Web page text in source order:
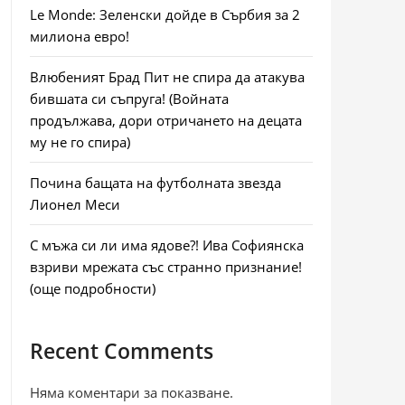
Le Monde: Зеленски дойде в Сърбия за 2
милиона евро!
Влюбеният Брад Пит не спира да атакува
бившата си съпруга! (Войната
продължава, дори отричането на децата
му не го спира)
Почина бащата на футболната звезда
Лионел Меси
С мъжа си ли има ядове?! Ива Софиянска
взриви мрежата със странно признание!
(още подробности)
Recent Comments
Няма коментари за показване.